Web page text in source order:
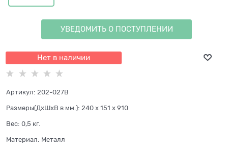
УВЕДОМИТЬ О ПОСТУПЛЕНИИ
Нет в наличии
Артикул: 202-027B
Размеры(ДхШхВ в мм.): 240 x 151 x 910
Вес: 0,5 кг.
Материал: Металл